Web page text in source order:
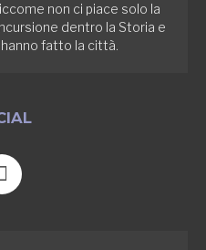
non ci piace solo la
dentro la Storia e
fatto la città.
F
a